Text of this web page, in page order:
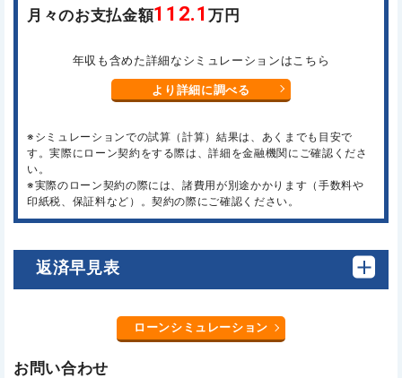
月々のお支払金額112.1万円
年収も含めた詳細なシミュレーションはこちら
より詳細に調べる
※シミュレーションでの試算（計算）結果は、あくまでも目安で
す。実際にローン契約をする際は、詳細を金融機関にご確認くださ
い。
※実際のローン契約の際には、諸費用が別途かかります（手数料や
印紙税、保証料など）。契約の際にご確認ください。
返済早見表
ローンシミュレーション
お問い合わせ